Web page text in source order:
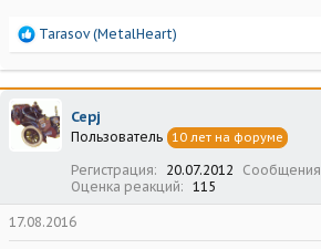
Р
а
к
ц
и
и
Tarasov (MetalHeart)
Серj
Пользователь 10 лет на форуме
Регистрация 20.07.2012 Сообщения
Оценка реакций
115
17.08.2016